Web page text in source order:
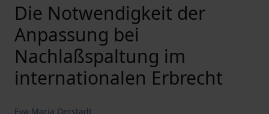
Die Notwendigkeit der
Anpassung bei
Nachlaßspaltung im
internationalen Erbrecht
Eva-Maria Derstadt